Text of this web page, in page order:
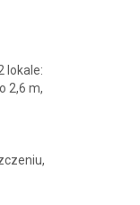
lokale:
2,6 m,